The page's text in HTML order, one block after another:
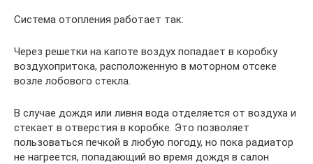
Система отопления работает так:
Через решетки на капоте воздух попадает в коробку
воздухопритока, расположенную в моторном отсеке
возле лобового стекла.
В случае дождя или ливня вода отделяется от воздуха и
стекает в отверстия в коробке. Это позволяет
пользоваться печкой в любую погоду, но пока радиатор
не нагреется, попадающий во время дождя в салон